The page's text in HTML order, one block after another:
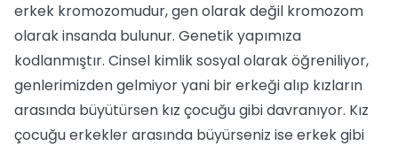
erkek kromozomudur, gen olarak değil kromozom
olarak insanda bulunur. Genetik yapımıza
kodlanmıştır. Cinsel kimlik sosyal olarak öğreniliyor,
genlerimizden gelmiyor yani bir erkeği alıp kızların
arasında büyütürsen kız çocuğu gibi davranıyor. Kız
çocuğu erkekler arasında büyürseniz ise erkek gibi